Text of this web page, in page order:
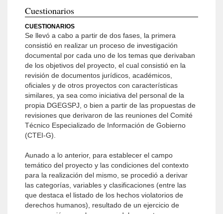
Cuestionarios
CUESTIONARIOS
Se llevó a cabo a partir de dos fases, la primera
consistió en realizar un proceso de investigación
documental por cada uno de los temas que derivaban
de los objetivos del proyecto, el cual consistió en la
revisión de documentos jurídicos, académicos,
oficiales y de otros proyectos con características
similares, ya sea como iniciativa del personal de la
propia DGEGSPJ, o bien a partir de las propuestas de
revisiones que derivaron de las reuniones del Comité
Técnico Especializado de Información de Gobierno
(CTEI-G).
Aunado a lo anterior, para establecer el campo
temático del proyecto y las condiciones del contexto
para la realización del mismo, se procedió a derivar
las categorías, variables y clasificaciones (entre las
que destaca el listado de los hechos violatorios de
derechos humanos), resultado de un ejercicio de